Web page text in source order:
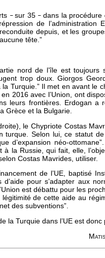
–sur 35 –dans la procédure
de l’administration
depuis, et les
tête.”
nord de l’île est toujours
trop doux. Giorgos
Turquie.” Il met en avant le
2016 avec l’Union, ont
leurs frontières. Erdogan a
Grèce et la Bulgarie.
le Chypriote Costas
turque. Selon lui, ce statut
d’expansion néo-
la Russie, qui fait, elle,
Costas Mavrides, utiliser.
de l’UE, baptisé
pour s’adapter aux
est débattu pour les
de cette aide au
des subventions”.
la Turquie dans l’UE est